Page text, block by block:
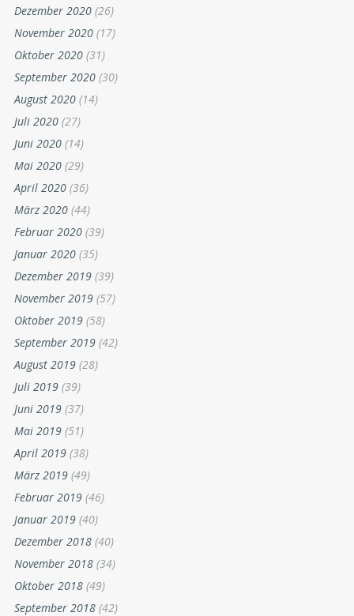
Dezember 2020 (26)
November 2020 (17)
Oktober 2020 (31)
September 2020 (30)
August 2020 (14)
Juli 2020 (27)
Juni 2020 (14)
Mai 2020 (29)
April 2020 (36)
März 2020 (44)
Februar 2020 (39)
Januar 2020 (35)
Dezember 2019 (39)
November 2019 (57)
Oktober 2019 (58)
September 2019 (42)
August 2019 (28)
Juli 2019 (39)
Juni 2019 (37)
Mai 2019 (51)
April 2019 (38)
März 2019 (49)
Februar 2019 (46)
Januar 2019 (40)
Dezember 2018 (40)
November 2018 (34)
Oktober 2018 (49)
September 2018 (42)